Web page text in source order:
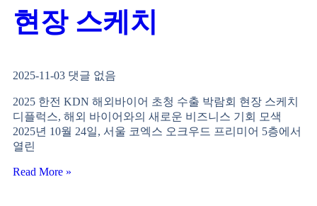
현장 스케치
2025-11-03 댓글 없음
2025 한전 KDN 해외바이어 초청 수출 박람회 현장 스케치
디플럭스, 해외 바이어와의 새로운 비즈니스 기회 모색
2025년 10월 24일, 서울 코엑스 오크우드 프리미어 5층에서
열린
Read More »